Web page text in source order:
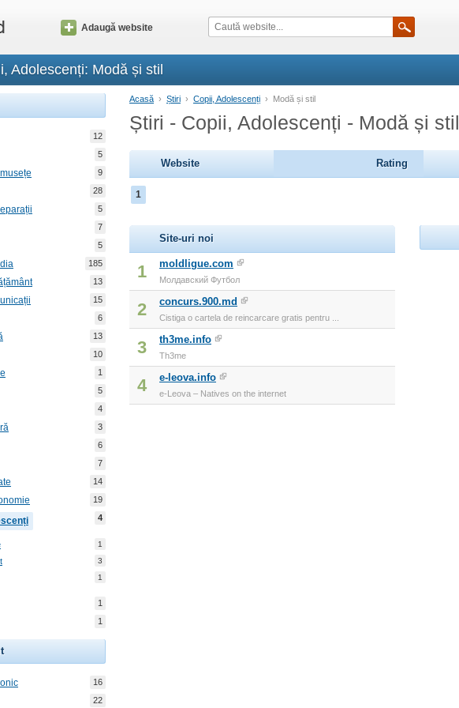
Adaugă website
Adolescenți: Modă și stil
12
5
9
28
5
7
5
185
13
15
6
13
10
1
5
4
3
6
7
14
19
4
1
3
1
1
1
16
22
Acasă › Știri › Copii, Adolescenți › Modă și stil
Știri - Copii, Adolescenți - Modă și stil
Website Rating
1
Site-uri noi
1 moldligue.com
Молдавский Футбол
2 concurs.900.md
Cistiga o cartela de reincarcare gratis pentru ...
3 th3me.info
Th3me
4 e-leova.info
e-Leova – Natives on the internet